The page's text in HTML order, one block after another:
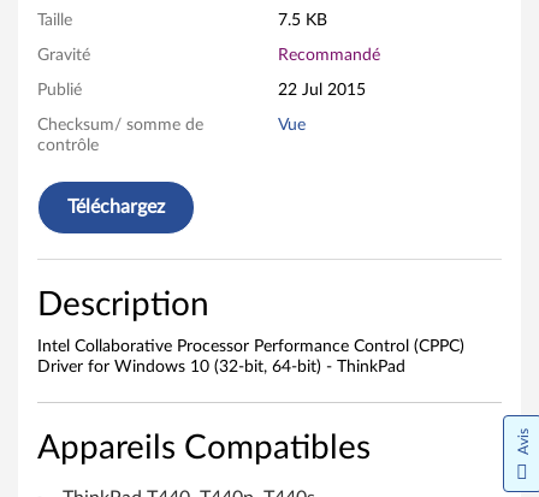
o
c
o
P
e
Taille 7.5 KB
Gravité Recommandé
Publié 22 Jul 2015
Checksum/ somme de
contrôle
Vue
Téléchargez
Description
Intel Collaborative Processor Performance Control (CPPC)
Driver for Windows 10 (32-bit, 64-bit) - ThinkPad
Appareils Compatibles Avis